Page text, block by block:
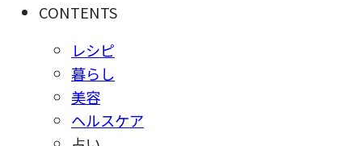
CONTENTS
レシピ
暮らし
美容
ヘルスケア